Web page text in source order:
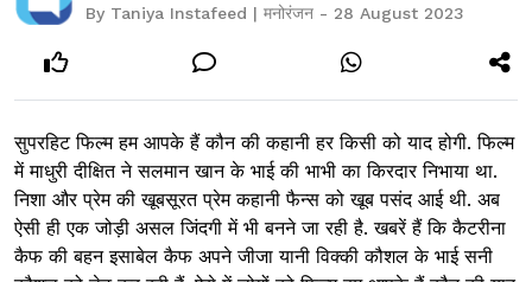
By Taniya Instafeed | मनोरंजन - 28 August 2023
सुपरहिट फिल्म हम आपके हैं कौन की कहानी हर किसी को याद होगी. फिल्म
में माधुरी दीक्षित ने सलमान खान के भाई की भाभी का किरदार निभाया था.
निशा और प्रेम की खूबसूरत प्रेम कहानी फैन्स को खूब पसंद आई थी. अब
ऐसी ही एक जोड़ी असल जिंदगी में भी बनने जा रही है. खबरें हैं कि कैटरीना
कैफ की बहन इसाबेल कैफ अपने जीजा यानी विक्की कौशल के भाई सनी